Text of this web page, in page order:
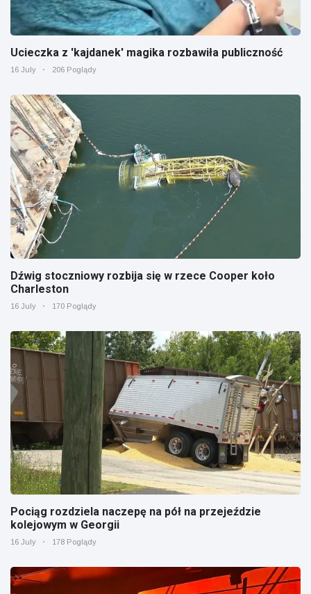
Ucieczka z 'kajdanek' magika rozbawiła publiczność
16 July 206 Poglądy
Dźwig stoczniowy rozbija się w rzece Cooper koło
Charleston
16 July 170 Poglądy
Pociąg rozdziela naczepę na pół na przejeździe
kolejowym w Georgii
16 July 178 Poglądy